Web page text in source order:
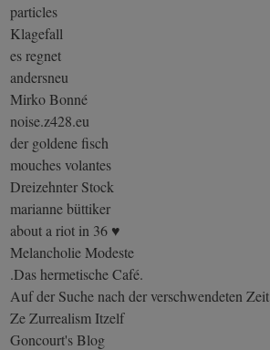
particles
Klagefall
es regnet
andersneu
Mirko Bonné
noise.z428.eu
der goldene fisch
mouches volantes
Dreizehnter Stock
marianne büttiker
about a riot in 36 ♥
Melancholie Modeste
.Das hermetische Café.
Auf der Suche nach der verschwendeten Zeit
Ze Zurrealism Itzelf
Goncourt's Blog